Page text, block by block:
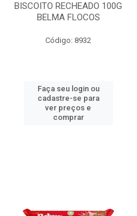
BISCOITO RECHEADO 100G
BELMA FLOCOS
Código: 8932
Faça seu login ou
cadastre-se para
ver preços e
comprar